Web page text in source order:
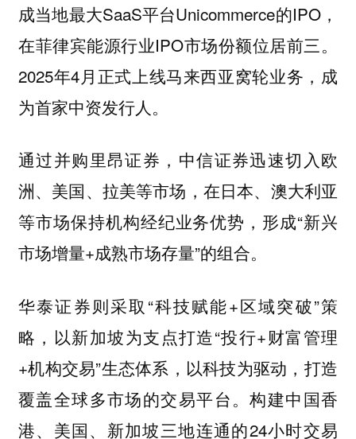
成当地最大SaaS平台Unicommerce的IPO，
在菲律宾能源行业IPO市场份额位居前三。
2025年4月正式上线马来西亚窝轮业务，成
为首家中资发行人。
通过并购里昂证券，中信证券迅速切入欧
洲、美国、拉美等市场，在日本、澳大利亚
等市场保持机构经纪业务优势，形成“新兴
市场增量+成熟市场存量”的组合。
华泰证券则采取“科技赋能+区域突破”策
略，以新加坡为支点打造“投行+财富管理
+机构交易”生态体系，以科技为驱动，打造
覆盖全球多市场的交易平台。构建中国香
港、美国、新加坡三地连通的24小时交易